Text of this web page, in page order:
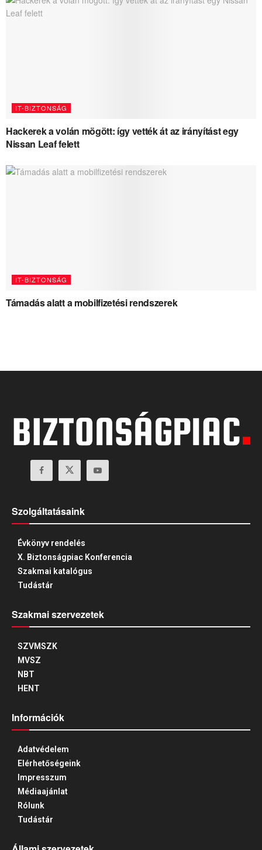
IT-BIZTONSÁG
Hackerek a volán mögött: így vették át az irányítást egy
Nissan Leaf felett
IT-BIZTONSÁG
Támadás alatt a mobilfizetési rendszerek
Szolgáltatásaink
Évkönyv rendelés
X. Biztonságpiac Konferencia
Szakmai katalógus
Tudástár
Szakmai szervezetek
SZVMSZK
MVSZ
NBT
HENT
Információk
Adatvédelem
Elérhetőségeink
Impresszum
Médiaajánlat
Rólunk
Tudástár